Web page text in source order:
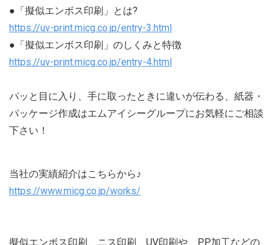
●「擬似エンボス印刷」とは?
https://uv-print.micg.co.jp/entry-3.html
●「擬似エンボス印刷」のしくみと特徴
https://uv-print.micg.co.jp/entry-4.html
パッと目に入り、手に取ったときに違いが伝わる、紙器・
パッケージ作成はエムアイシーグループにお気軽にご相談
下さい！
当社の実績紹介はこちらから♪
https://www.micg.co.jp/works/
擬似エンボス印刷、ニス印刷、UV印刷や、PP加工などの